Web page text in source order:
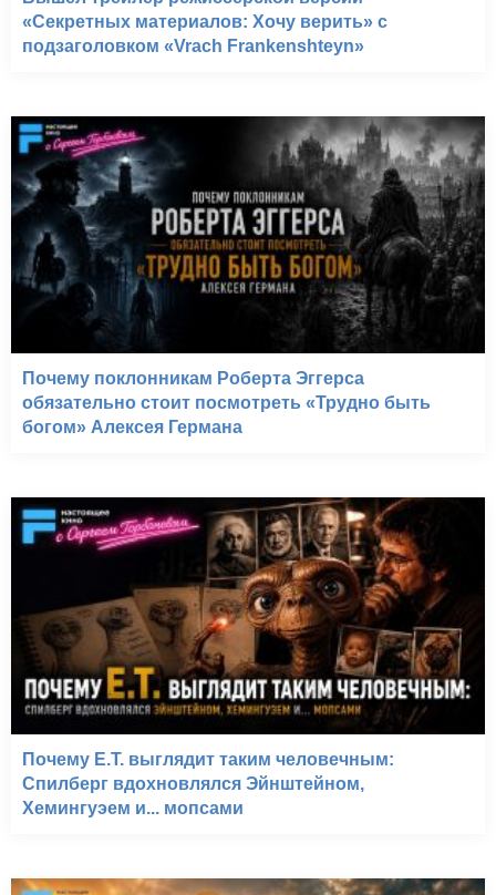
«Секретных материалов: Хочу верить» с
подзаголовком «Vrach Frankenshteyn»
Почему поклонникам Роберта Эггерса
обязательно стоит посмотреть «Трудно быть
богом» Алексея Германа
Почему E.T. выглядит таким человечным:
Спилберг вдохновлялся Эйнштейном,
Хемингуэем и... мопсами